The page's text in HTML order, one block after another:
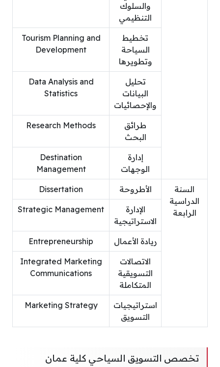
والسلوك
التنظيمي
تخطيط
السياحة
وتطويرها
Tourism Planning and
Development
تحليل
البيانات
والإحصائيات
Data Analysis and
Statistics
طرائق
البحث
Research Methods
إدارة
الوجهات
Destination
Management
السنة
الدراسية
الرابعة
الأطروحة Dissertation
الإدارة
الاستراتيجية
Strategic Management
ريادة الأعمال Entrepreneurship
الاتصالات
التسويقية
المتكاملة
Integrated Marketing
Communications
استراتيجيات
التسويق
Marketing Strategy
تخصص التسويق السياحي كلية عمان